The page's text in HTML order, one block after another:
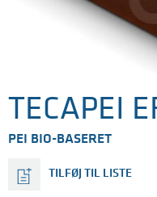
TECAPEI
PEI BIO-BASERET
TILFØJ TIL LISTE